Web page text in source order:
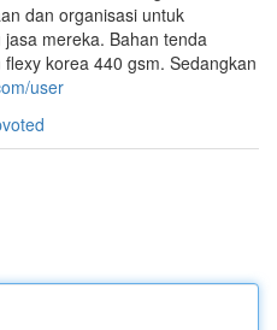
dan organisasi untuk
mereka. Bahan tenda
korea 440 gsm. Sedangkan
user